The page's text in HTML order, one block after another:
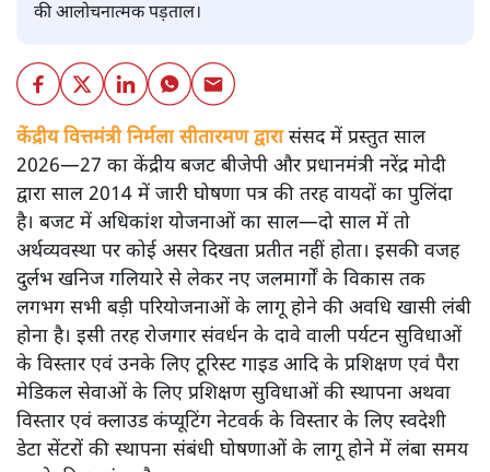
की आलोचनात्मक पड़ताल।
केंद्रीय वित्तमंत्री निर्मला सीतारमण द्वारासंसद में प्रस्तुत साल
2026—27 का केंद्रीय बजट बीजेपी और प्रधानमंत्री नरेंद्र मोदी
द्वारा साल 2014 में जारी घोषणा पत्र की तरह वायदों का पुलिंदा
है। बजट में अधिकांश योजनाओं का साल—दो साल में तो
अर्थव्यवस्था पर कोई असर दिखता प्रतीत नहीं होता। इसकी वजह
दुर्लभ खनिज गलियारे से लेकर नए जलमार्गों के विकास तक
लगभग सभी बड़ी परियोजनाओं के लागू होने की अवधि खासी लंबी
होना है। इसी तरह रोजगार संवर्धन के दावे वाली पर्यटन सुविधाओं
के विस्तार एवं उनके लिए टूरिस्ट गाइड आदि के प्रशिक्षण एवं पैरा
मेडिकल सेवाओं के लिए प्रशिक्षण सुविधाओं की स्थापना अथवा
विस्तार एवं क्लाउड कंप्यूटिंग नेटवर्क के विस्तार के लिए स्वदेशी
डेटा सेंटरों की स्थापना संबंधी घोषणाओं के लागू होने में लंबा समय